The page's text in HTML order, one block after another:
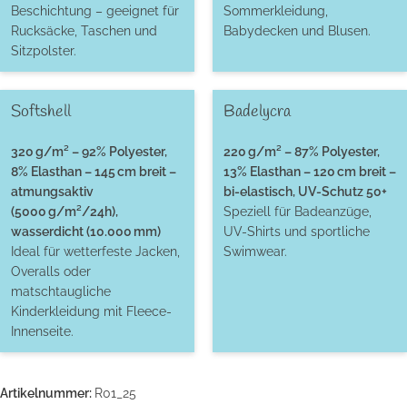
Beschichtung – geeignet für
Rucksäcke, Taschen und
Sitzpolster.
Sommerkleidung,
Babydecken und Blusen.
Softshell
320 g/m² – 92% Polyester,
8% Elasthan – 145 cm breit –
atmungsaktiv
(5000 g/m²/24h),
wasserdicht (10.000 mm)
Ideal für wetterfeste Jacken,
Overalls oder
matschtaugliche
Kinderkleidung mit Fleece-
Innenseite.
Badelycra
220 g/m² – 87% Polyester,
13% Elasthan – 120 cm breit –
bi-elastisch, UV-Schutz 50+
Speziell für Badeanzüge,
UV-Shirts und sportliche
Swimwear.
Artikelnummer: R01_25